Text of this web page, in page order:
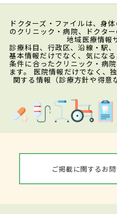
ドクターズ・ファイルは、身
のクリニック・病院、ドクタ
地域医療情報
診療科目、行政区、沿線・駅
基本情報だけでなく、気にな
条件に合ったクリニック・病
ます。 医院情報だけでなく、
関する情報（診療方針や得意
ご掲載に関するお